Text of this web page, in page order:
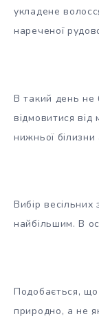
укладене
нареченої
В такий день
відмовитися
нижньої білизни
Вибір
найбільшим. В
Подобається, що
природно, а не